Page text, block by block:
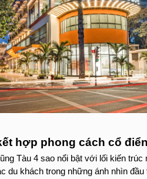
hợp phong cách cổ
Tàu 4 sao nổi bật với lối kiến
du khách trong những ánh nhìn